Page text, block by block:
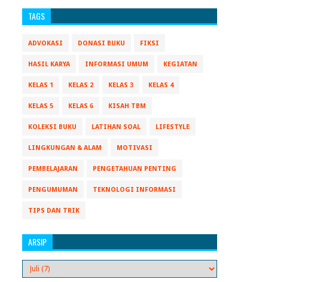
TAGS
ADVOKASI DONASI BUKU FIKSI
HASIL KARYA INFORMASI UMUM KEGIATAN
KELAS 1 KELAS 2 KELAS 3 KELAS 4
KELAS 5 KELAS 6 KISAH TBM
KOLEKSI BUKU LATIHAN SOAL LIFESTYLE
LINGKUNGAN & ALAM MOTIVASI
PEMBELAJARAN PENGETAHUAN PENTING
PENGUMUMAN TEKNOLOGI INFORMASI
TIPS DAN TRIK
ARSIP